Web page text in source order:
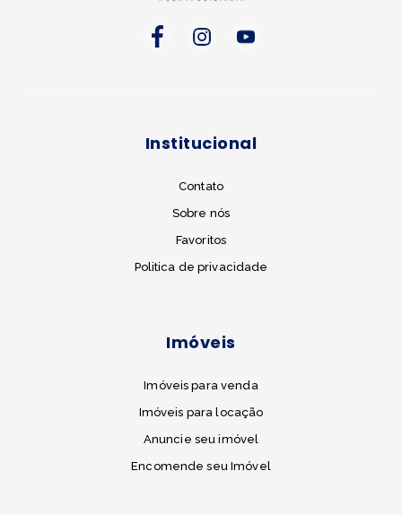
Institucional
Contato
Sobre nós
Favoritos
Politica de privacidade
Imóveis
Imóveis para venda
Imóveis para locação
Anuncie seu imóvel
Encomende seu Imóvel